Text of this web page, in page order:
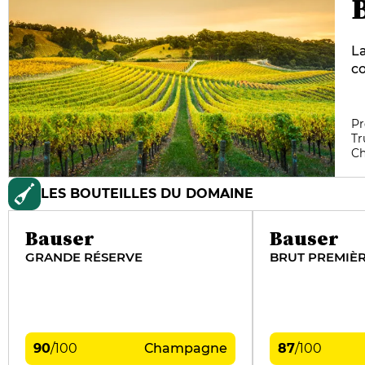
LES BOUTEILLES DU DOMAINE
Bauser
GRANDE RÉSERVE
90/100 Champagne
Bauser
BRUT
87/100